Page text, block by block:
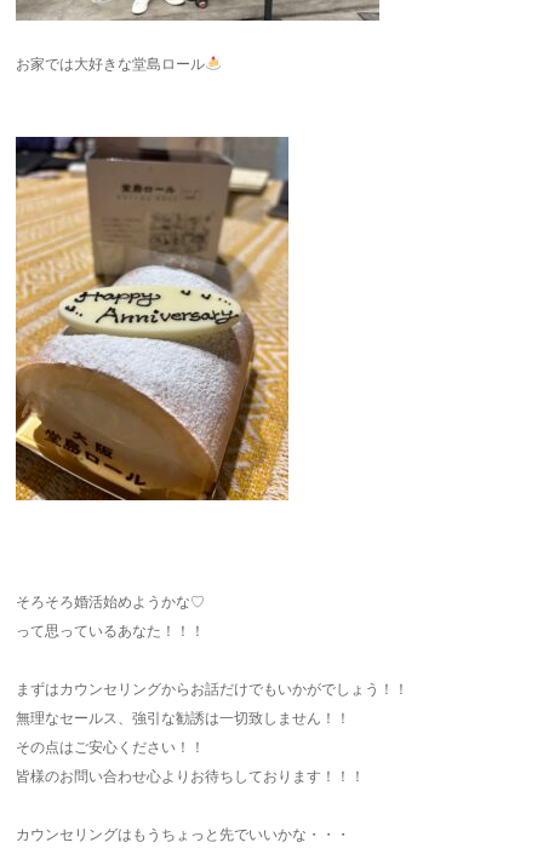
お家では大好きな堂島ロール
そろそろ婚活始めようかな♡
って思っているあなた！！！
まずはカウンセリングからお話だけでもいかがでしょう！！
無理なセールス、強引な勧誘は一切致しません！！
その点はご安心ください！！
皆様のお問い合わせ心よりお待ちしております！！！
カウンセリングはもうちょっと先でいいかな・・・